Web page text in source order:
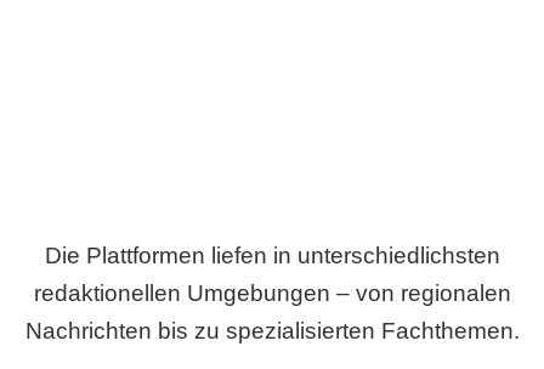
Die Plattformen liefen in unterschiedlichsten
redaktionellen Umgebungen – von regionalen
Nachrichten bis zu spezialisierten Fachthemen.